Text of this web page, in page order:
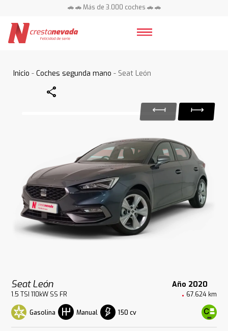
🚗 🚗 Más de 3.000 coches 🚗 🚗
Inicio -Coches segunda mano - Seat León
Share
Seat León Año 2020
1.5 TSI 110kW SS FR 67.624 km
Gasolina Manual 150 cv